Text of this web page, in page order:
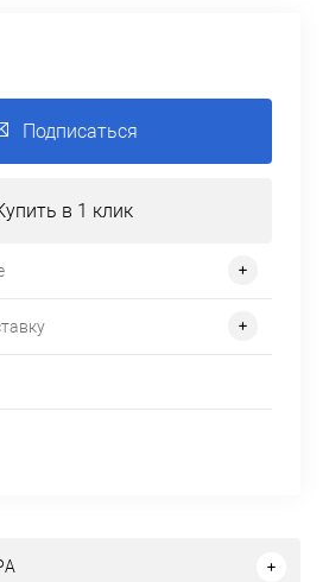
Подписаться
в 1 клик